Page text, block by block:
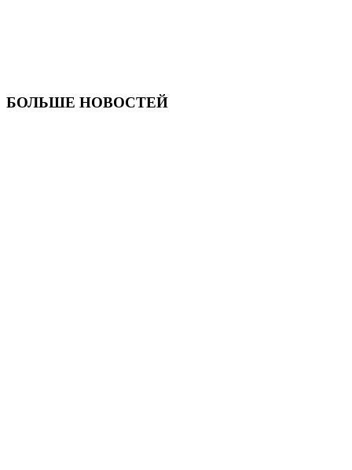
БОЛЬШЕ НОВОСТЕЙ